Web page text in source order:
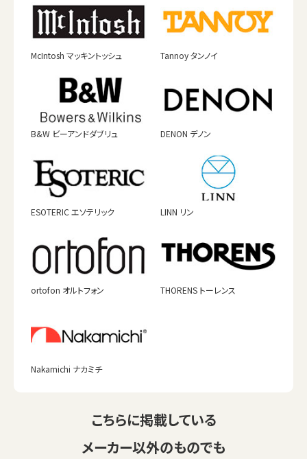
McIntosh マッキントッシュ Tannoy タンノイ
B&W ビーアンドダブリュ DENON デノン
ESOTERIC エソテリック LINN リン
ortofon オルトフォン THORENS トーレンス
Nakamichi ナカミチ
こちらに掲載している
メーカー以外のものでも